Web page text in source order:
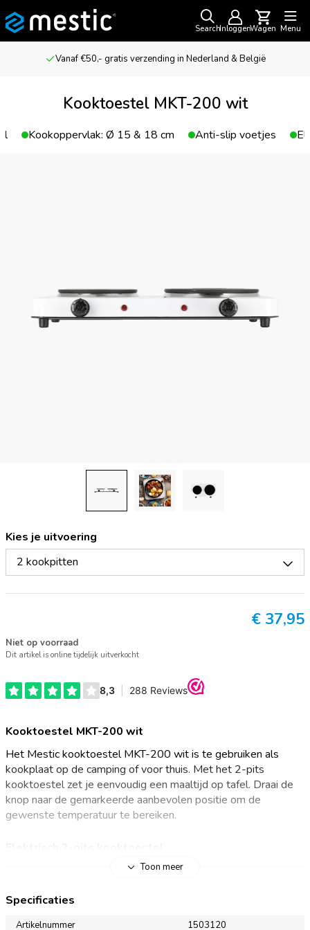
SearchInloggenWagen Menu
Vanaf €50,- gratis verzending in Nederland & België
Kooktoestel MKT-200 wit
Kookoppervlak: Ø 15 & 18 cm Anti-slip voetjes
Kies je uitvoering
2 kookpitten
€ 37,95
Niet op voorraad
Dit artikel is online tijdelijk uitverkocht
Kooktoestel MKT-200 wit
Het Mestic kooktoestel MKT-200 wit is te gebruiken als
kookplaat op de camping of voor thuis. Met het 2-pits
kooktoestel zet je eenvoudig een maaltijd op tafel. Draai de
knop naar de gemarkeerde aanbevolen positie om de
gewenste temperatuur te bereiken.
Het Mestic kooktoestel MKT-200 wit is hiervoor uitermate
geschikt. Het vrijstaande 2-pits kooktoestel heeft genoeg
ruimte voor grotere pannen. Je bereidt hierop gemakkelijk
Toon meer
Specificaties
Artikelnummer
1503120